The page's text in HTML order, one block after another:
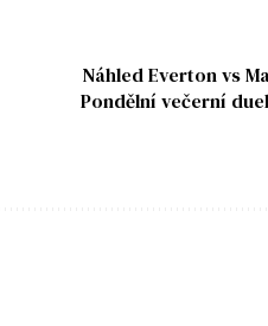
Náhled Everton vs
Pondělní večerní